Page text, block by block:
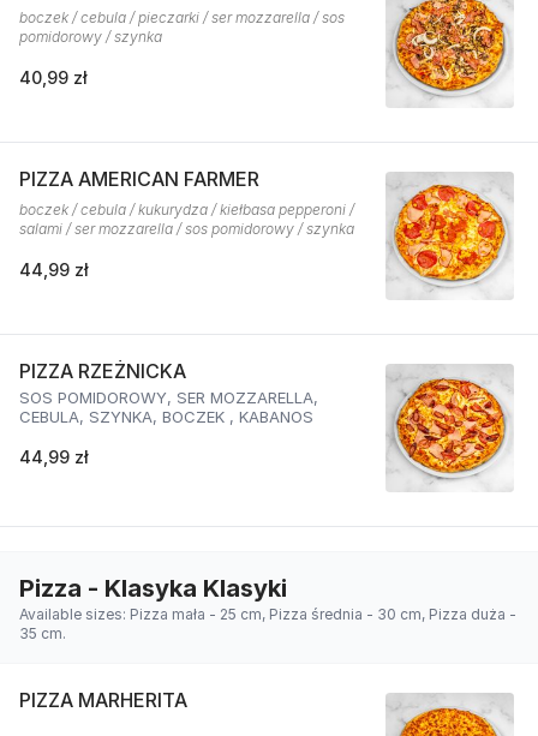
boczek / cebula / pieczarki / ser mozzarella / sos
pomidorowy / szynka
40,99 zł
PIZZA AMERICAN FARMER
boczek / cebula / kukurydza / kiełbasa pepperoni /
salami / ser mozzarella / sos pomidorowy / szynka
44,99 zł
PIZZA RZEŻNICKA
SOS POMIDOROWY, SER MOZZARELLA,
CEBULA, SZYNKA, BOCZEK , KABANOS
44,99 zł
Pizza - Klasyka Klasyki
Available sizes: Pizza mała - 25 cm, Pizza średnia - 30 cm, Pizza duża -
35 cm.
PIZZA MARHERITA